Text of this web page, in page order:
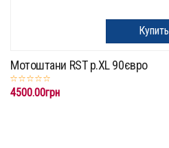
Купить
Мотоштани RST p.XL 90євро
4500.00грн